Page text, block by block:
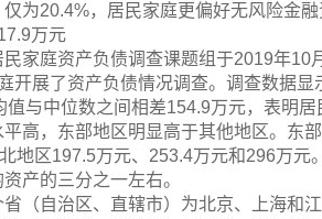
为20.4%，居民家庭更偏好无风险金融
万元
家庭资产负债调查课题组于2019年10
开展了资产负债情况调查。调查数据
与中位数之间相差154.9万元，表明居
高，东部地区明显高于其他地区。东
地区197.5万元、253.4万元和296万元
产的三分之一左右。
（自治区、直辖市）为北京、上海和